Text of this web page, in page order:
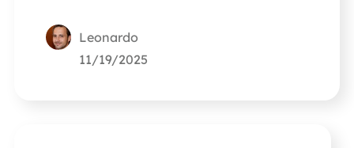
Leonardo
11/19/2025